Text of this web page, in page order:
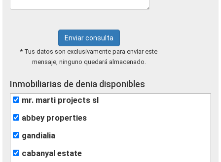
Enviar consulta
* Tus datos son exclusivamente para enviar este
mensaje, ninguno quedará almacenado.
Inmobiliarias de denia disponibles
mr. marti projects sl
abbey properties
gandialia
cabanyal estate